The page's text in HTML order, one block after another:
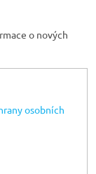
o nových
osobních